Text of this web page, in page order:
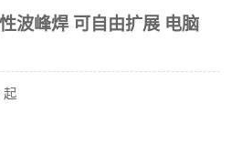
波峰焊 可自由扩展 电脑
起